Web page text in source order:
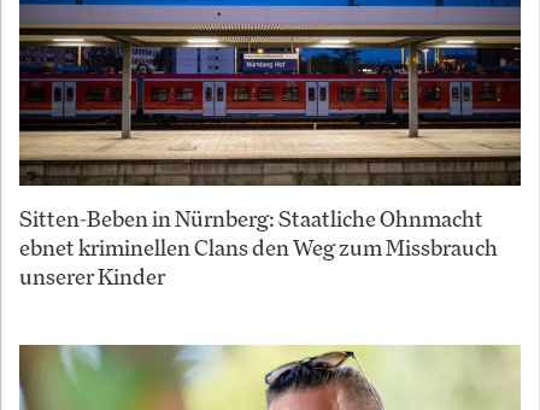
Sitten-Beben in Nürnberg: Staatliche Ohnmacht
ebnet kriminellen Clans den Weg zum Missbrauch
unserer Kinder